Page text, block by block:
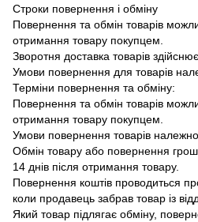
Строки повернення і обміну
Повернення та обмін товарів
отримання товару покупцем.
Зворотня доставка товарів
Умови повернення для товарів
Терміни повернення та обміну:
Повернення та обмін товарів
отримання товару покупцем.
Умови повернення товарів
Обмін товару або повернення
14 днів після отримання товару.
Повернення коштів проводиться
коли продавець забрав товар із
Який товар підлягає обміну,